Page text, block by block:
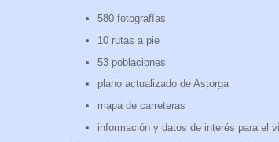
580 fotografías
10 rutas a pie
53 poblaciones
plano actualizado de Astorga
mapa de carreteras
información y datos de interés para el